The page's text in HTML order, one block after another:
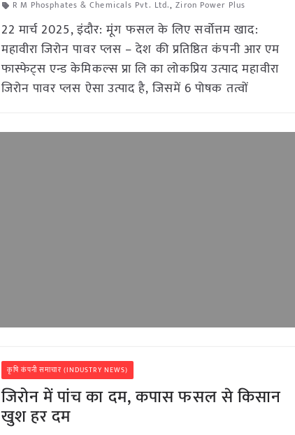
R M Phosphates & Chemicals Pvt. Ltd.,Ziron Power Plus
22 मार्च 2025, इंदौर: मूंग फसल के लिए सर्वोत्तम खाद:
महावीरा जिरोन पावर प्लस – देश की प्रतिष्ठित कंपनी आर एम
फास्फेट्स एन्ड केमिकल्स प्रा लि का लोकप्रिय उत्पाद महावीरा
जिरोन पावर प्लस ऐसा उत्पाद है, जिसमें 6 पोषक तत्वों
कृषि कंपनी समाचार (INDUSTRY NEWS)
जिरोन में पांच का दम, कपास फसल से किसान
खुश हर दम